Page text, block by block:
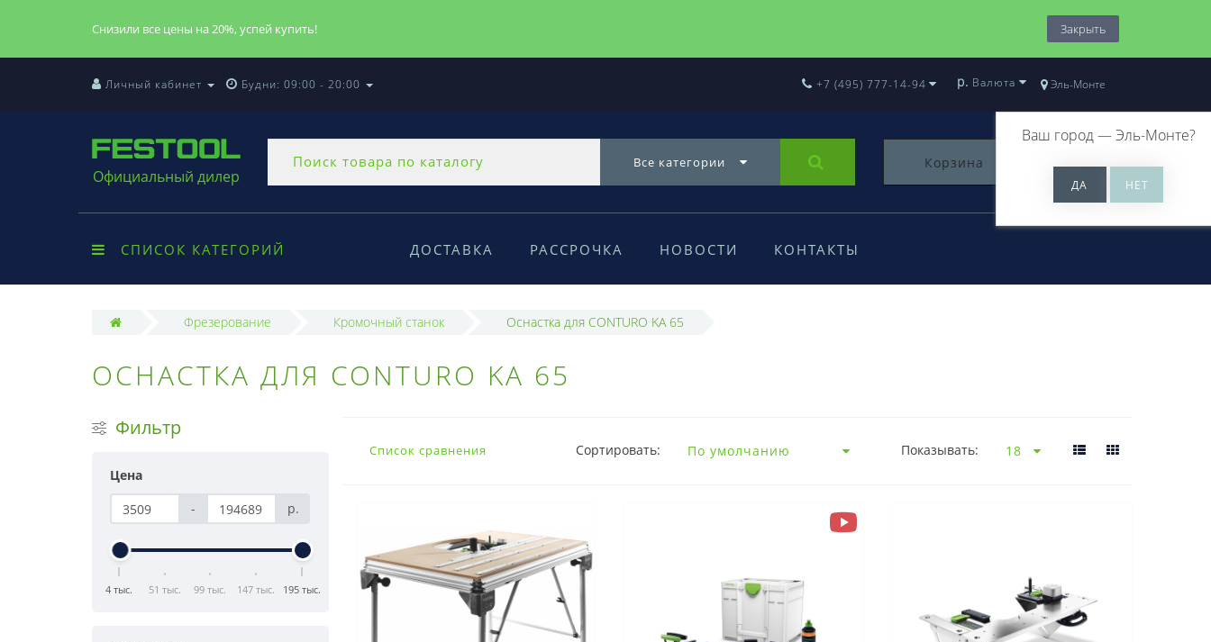
Снизили все цены на 20%, успей купить! Закрыть
Личный кабинет Будни: 09:00 - 20:00 Эль-Монте
Ваш город —Эль-Монте?
+7 (495) 777-14-94 р. Валюта
Официальный дилер
Все категории Корзина 0
СПИСОК КАТЕГОРИЙ ДОСТАВКА РАССРОЧКА НОВОСТИ КОНТАКТЫ
Фрезерование Кромочный станок Оснастка для CONTURO KA 65
ОСНАСТКА ДЛЯ CONTURO KA 65
Фильтр
Цена
-
р.
4 тыс. 51 тыс. 99 тыс. 147 тыс. 195 тыс.
Список сравнения Сортировать: Показывать: